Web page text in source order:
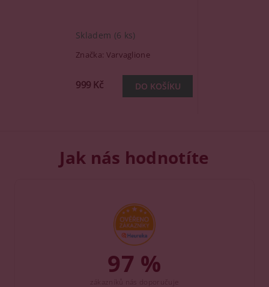
Skladem (6 ks)
Značka: Varvaglione
999 Kč
Jak nás hodnotíte
97 %